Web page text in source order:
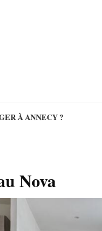
À ANNECY ?
Nova